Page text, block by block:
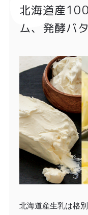
北海道産
ム、発酵バ
北海道産生乳は格